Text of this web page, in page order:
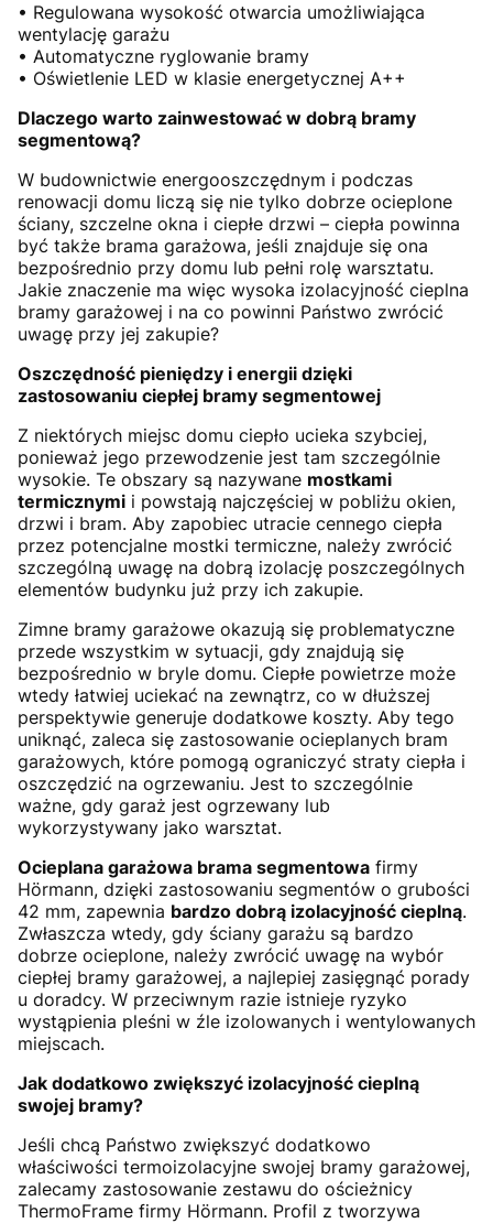
• Regulowana wysokość otwarcia umożliwiająca
wentylację garażu
• Automatyczne ryglowanie bramy
• Oświetlenie LED w klasie energetycznej A++
Dlaczego warto zainwestować w dobrą bramy
segmentową?
W budownictwie energooszczędnym i podczas
renowacji domu liczą się nie tylko dobrze ocieplone
ściany, szczelne okna i ciepłe drzwi – ciepła powinna
być także brama garażowa, jeśli znajduje się ona
bezpośrednio przy domu lub pełni rolę warsztatu.
Jakie znaczenie ma więc wysoka izolacyjność cieplna
bramy garażowej i na co powinni Państwo zwrócić
uwagę przy jej zakupie?
Oszczędność pieniędzy i energii dzięki
zastosowaniu ciepłej bramy segmentowej
Z niektórych miejsc domu ciepło ucieka szybciej,
ponieważ jego przewodzenie jest tam szczególnie
wysokie. Te obszary są nazywane mostkami
termicznymi i powstają najczęściej w pobliżu okien,
drzwi i bram. Aby zapobiec utracie cennego ciepła
przez potencjalne mostki termiczne, należy zwrócić
szczególną uwagę na dobrą izolację poszczególnych
elementów budynku już przy ich zakupie.
Zimne bramy garażowe okazują się problematyczne
przede wszystkim w sytuacji, gdy znajdują się
bezpośrednio w bryle domu. Ciepłe powietrze może
wtedy łatwiej uciekać na zewnątrz, co w dłuższej
perspektywie generuje dodatkowe koszty. Aby tego
uniknąć, zaleca się zastosowanie ocieplanych bram
garażowych, które pomogą ograniczyć straty ciepła i
oszczędzić na ogrzewaniu. Jest to szczególnie
ważne, gdy garaż jest ogrzewany lub
wykorzystywany jako warsztat.
Ocieplana garażowa brama segmentowa firmy
Hörmann, dzięki zastosowaniu segmentów o grubości
42 mm, zapewnia bardzo dobrą izolacyjność cieplną.
Zwłaszcza wtedy, gdy ściany garażu są bardzo
dobrze ocieplone, należy zwrócić uwagę na wybór
ciepłej bramy garażowej, a najlepiej zasięgnąć porady
u doradcy. W przeciwnym razie istnieje ryzyko
wystąpienia pleśni w źle izolowanych i wentylowanych
miejscach.
Jak dodatkowo zwiększyć izolacyjność cieplną
swojej bramy?
Jeśli chcą Państwo zwiększyć dodatkowo
właściwości termoizolacyjne swojej bramy garażowej,
zalecamy zastosowanie zestawu do ościeżnicy
ThermoFrame firmy Hörmann. Profil z tworzywa